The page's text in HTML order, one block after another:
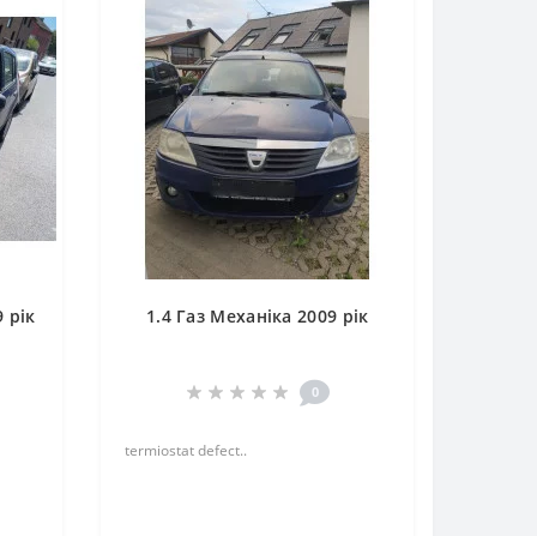
рік 1.4 Газ Механіка 2009 рік
0
termiostat defect..